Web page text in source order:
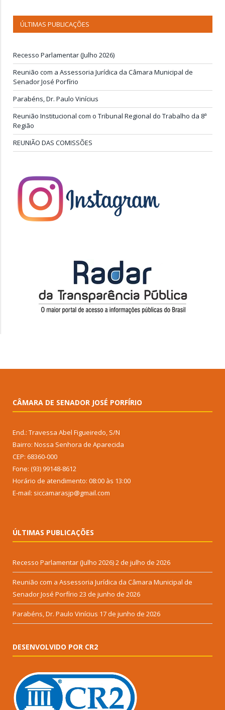
ÚLTIMAS PUBLICAÇÕES
Recesso Parlamentar (Julho 2026)
Reunião com a Assessoria Jurídica da Câmara Municipal de
Senador José Porfírio
Parabéns, Dr. Paulo Vinícius
Reunião Institucional com o Tribunal Regional do Trabalho da 8ª
Região
REUNIÃO DAS COMISSÕES
CÂMARA DE SENADOR JOSÉ PORFÍRIO
End.: Travessa Abel Figueiredo, S/N
Bairro: Nossa Senhora de Aparecida
CEP: 68360-000
Fone: (93) 99148-8612
Horário de atendimento: 08:00 às 13:00
E-mail: siccamarasjp@gmail.com
ÚLTIMAS PUBLICAÇÕES
Recesso Parlamentar (Julho 2026)2 de julho de 2026
Reunião com a Assessoria Jurídica da Câmara Municipal de
Senador José Porfírio 23 de junho de 2026
Parabéns, Dr. Paulo Vinícius 17 de junho de 2026
DESENVOLVIDO POR CR2